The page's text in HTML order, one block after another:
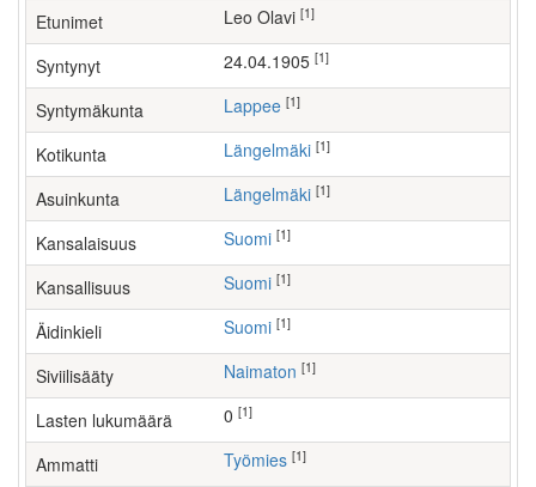
Etunimet Leo Olavi [1]
Syntynyt 24.04.1905 [1]
Syntymäkunta Lappee [1]
Kotikunta Längelmäki [1]
Asuinkunta Längelmäki [1]
Kansalaisuus Suomi [1]
Kansallisuus Suomi [1]
Äidinkieli Suomi [1]
Siviilisääty Naimaton [1]
Lasten lukumäärä [1]
Ammatti työmies [1]